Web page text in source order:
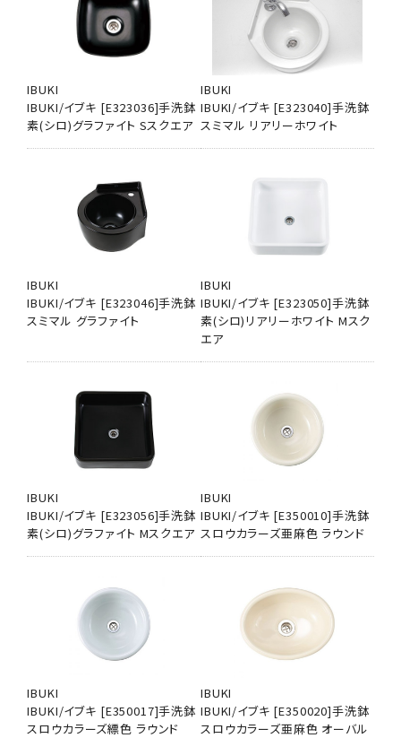
IBUKI
IBUKI/イブキ [E323036]手洗鉢
素(シロ)グラファイト Sスクエア
IBUKI
IBUKI/イブキ [E323040]手洗鉢
スミマル リアリーホワイト
IBUKI
IBUKI/イブキ [E323046]手洗鉢
スミマル グラファイト
IBUKI
IBUKI/イブキ [E323050]手洗鉢
素(シロ)リアリーホワイト Mスク
エア
IBUKI
IBUKI/イブキ [E323056]手洗鉢
素(シロ)グラファイト Mスクエア
IBUKI
IBUKI/イブキ [E350010]手洗鉢
スロウカラーズ亜麻色 ラウンド
IBUKI
IBUKI/イブキ [E350017]手洗鉢
スロウカラーズ縹色 ラウンド
IBUKI
IBUKI/イブキ [E350020]手洗鉢
スロウカラーズ亜麻色 オーバル